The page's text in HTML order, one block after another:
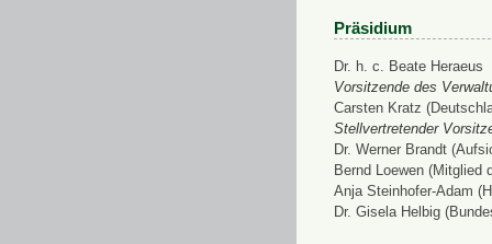
Präsidium
Dr. h. c. Beate Heraeus
Vorsitzende des
Carsten Kratz
Stellvertretender
Dr. Werner Brandt
Bernd Loewen (Mitglied
Anja Steinhofer-Adam
Dr. Gisela Helbig